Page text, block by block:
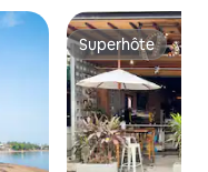
Superhôte
Superhôte